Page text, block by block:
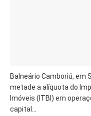
Balneário Camboriú, em
metade a alíquota do
Imóveis (ITBI) em
capital...